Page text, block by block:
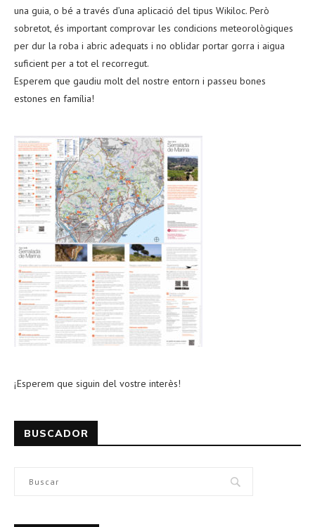
una guia, o bé a través d’una aplicació del tipus Wikiloc. Però
sobretot, és important comprovar les condicions meteorològiques
per dur la roba i abric adequats i no oblidar portar gorra i aigua
suficient per a tot el recorregut.
Esperem que gaudiu molt del nostre entorn i passeu bones
estones en família!
¡Esperem que siguin del vostre interès!
BUSCADOR